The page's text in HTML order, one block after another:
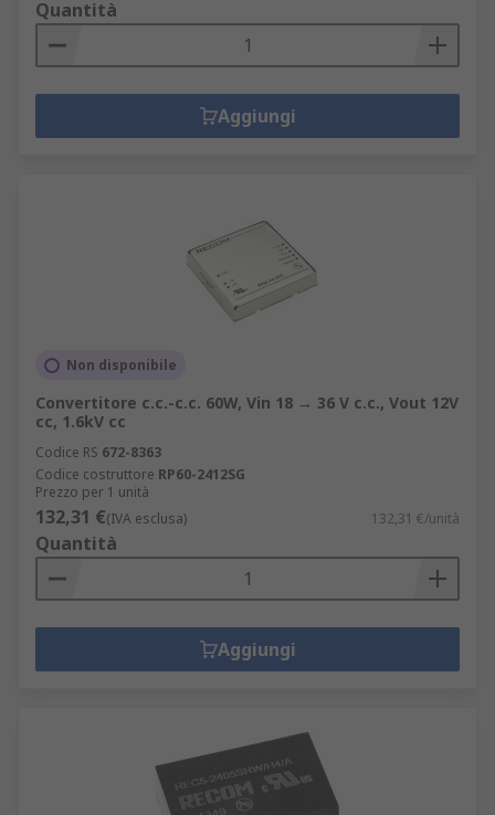
Quantità
Aggiungi
Non disponibile
Convertitore c.c.-c.c. 60W, Vin 18 → 36 V c.c., Vout 12V
cc, 1.6kV cc
Codice RS 672-8363
Codice costruttore RP60-2412SG
Prezzo per 1 unità
132,31 €(IVA esclusa) 132,31 €/unità
Quantità
Aggiungi